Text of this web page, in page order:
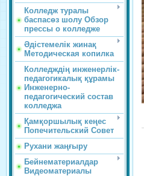
Колледж туралы
баспасөз шолу Обзор
прессы о колледже
Әдістемелік жинақ
Методическая копилка
Колледждің инженерлік-
педагогикалық құрамы
Инженерно-
педагогический состав
колледжа
Қамқоршылық кеңес
Попечительский Совет
Рухани жаңғыру
Бейнематериалдар
Видеоматериалы